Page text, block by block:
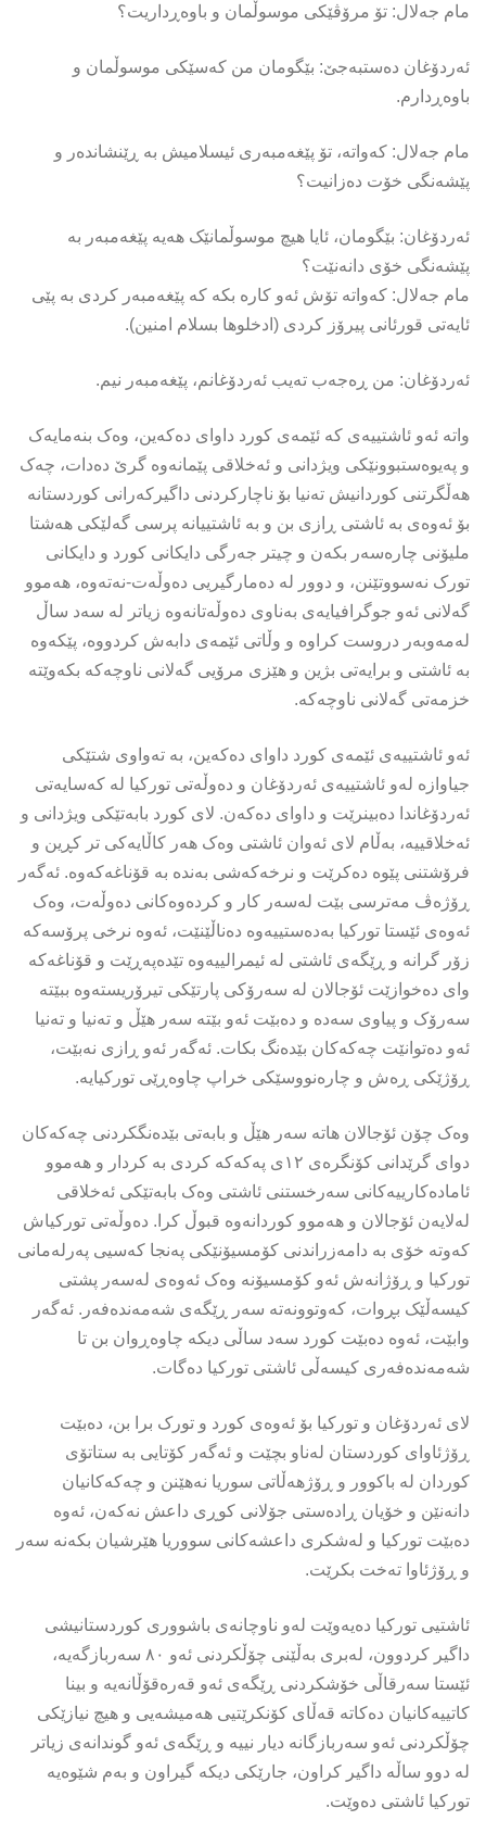
مام جەلال: تۆ مرۆڤێکی موسوڵمان و باوەڕداریت؟
ئەردۆغان دەستبەجێ: بێگومان من کەسێکی موسوڵمان و
باوەڕدارم.
مام جەلال: کەواتە، تۆ پێغەمبەری ئیسلامیش بە ڕێنشاندەر و
پێشەنگی خۆت دەزانیت؟
ئەردۆغان: بێگومان، ئایا هیچ موسوڵمانێک هەیە پێغەمبەر بە
پێشەنگی خۆی دانەنێت؟
مام جەلال: کەواتە تۆش ئەو کارە بکە کە پێغەمبەر کردی بە پێی
ئایەتی قورئانی پیرۆز کردی (ادخلوها بسلام امنین).
ئەردۆغان: من ڕەجەب تەیب ئەردۆغانم، پێغەمبەر نیم.
واتە ئەو ئاشتییەی کە ئێمەی کورد داوای دەکەین، وەک بنەمایەک
و پەیوەستبوونێکی ویژدانی و ئەخلاقی پێمانەوە گرێ دەدات، چەک
هەڵگرتنی کوردانیش تەنیا بۆ ناچارکردنی داگیرکەرانی کوردستانە
بۆ ئەوەی بە ئاشتی ڕازی بن و بە ئاشتییانە پرسی گەلێکی هەشتا
ملیۆنی چارەسەر بکەن و چیتر جەرگی دایکانی کورد و دایکانی
تورک نەسووتێنن، و دوور لە دەمارگیریی دەوڵەت-نەتەوە، هەموو
گەلانی ئەو جوگرافیایەی بەناوی دەوڵەتانەوە زیاتر لە سەد ساڵ
لەمەوبەر دروست کراوە و وڵاتی ئێمەی دابەش کردووە، پێکەوە
بە ئاشتی و برایەتی بژین و هێزی مرۆیی گەلانی ناوچەکە بکەوێتە
خزمەتی گەلانی ناوچەکە.
ئەو ئاشتییەی ئێمەی کورد داوای دەکەین، بە تەواوی شتێکی
جیاوازە لەو ئاشتییەی ئەردۆغان و دەوڵەتی تورکیا لە کەسایەتی
ئەردۆغاندا دەبینرێت و داوای دەکەن. لای کورد بابەتێکی ویژدانی و
ئەخلاقییە، بەڵام لای ئەوان ئاشتی وەک هەر کاڵایەکی تر کڕین و
فرۆشتنی پێوە دەکرێت و نرخەکەشی بەندە بە قۆناغەکەوە. ئەگەر
ڕۆژەڤ مەترسی بێت لەسەر کار و کردەوەکانی دەوڵەت، وەک
ئەوەی ئێستا تورکیا بەدەستییەوە دەناڵێنێت، ئەوە نرخی پرۆسەکە
زۆر گرانە و ڕێگەی ئاشتی لە ئیمرالییەوە تێدەپەڕێت و قۆناغەکە
وای دەخوازێت ئۆجالان لە سەرۆکی پارتێکی تیرۆریستەوە ببێتە
سەرۆک و پیاوی سەدە و دەبێت ئەو بێتە سەر هێڵ و تەنیا و تەنیا
ئەو دەتوانێت چەکەکان بێدەنگ بکات. ئەگەر ئەو ڕازی نەبێت،
ڕۆژێکی ڕەش و چارەنووسێکی خراپ چاوەڕێی تورکیایە.
وەک چۆن ئۆجالان هاتە سەر هێڵ و بابەتی بێدەنگکردنی چەکەکان
دوای گرێدانی کۆنگرەی ١٢ی پەکەکە کردی بە کردار و هەموو
ئامادەکارییەکانی سەرخستنی ئاشتی وەک بابەتێکی ئەخلاقی
لەلایەن ئۆجالان و هەموو کوردانەوە قبوڵ کرا. دەوڵەتی تورکیاش
کەوتە خۆی بە دامەزراندنی کۆمسیۆنێکی پەنجا کەسیی پەرلەمانی
تورکیا و ڕۆژانەش ئەو کۆمسیۆنە وەک ئەوەی لەسەر پشتی
کیسەڵێک بڕوات، کەوتوونەتە سەر ڕێگەی شەمەندەفەر. ئەگەر
وابێت، ئەوە دەبێت کورد سەد ساڵی دیکە چاوەڕوان بن تا
شەمەندەفەری کیسەڵی ئاشتی تورکیا دەگات.
لای ئەردۆغان و تورکیا بۆ ئەوەی کورد و تورک برا بن، دەبێت
ڕۆژئاوای کوردستان لەناو بچێت و ئەگەر کۆتایی بە ستاتۆی
کوردان لە باکوور و ڕۆژهەڵاتی سوریا نەهێنن و چەکەکانیان
دانەنێن و خۆیان ڕادەستی جۆلانی کوڕی داعش نەکەن، ئەوە
دەبێت تورکیا و لەشکری داعشەکانی سووریا هێرشیان بکەنە سەر
و ڕۆژئاوا تەخت بکرێت.
ئاشتیی تورکیا دەیەوێت لەو ناوچانەی باشووری کوردستانیشی
داگیر کردوون، لەبری بەڵێنی چۆڵکردنی ئەو ٨٠ سەربازگەیە،
ئێستا سەرقاڵی خۆشکردنی ڕێگەی ئەو قەرەقۆڵانەیە و بینا
کاتییەکانیان دەکاتە قەڵای کۆنکرێتیی هەمیشەیی و هیچ نیازێکی
چۆڵکردنی ئەو سەربازگانە دیار نییە و ڕێگەی ئەو گوندانەی زیاتر
لە دوو ساڵە داگیر کراون، جارێکی دیکە گیراون و بەم شێوەیە
تورکیا ئاشتی دەوێت.